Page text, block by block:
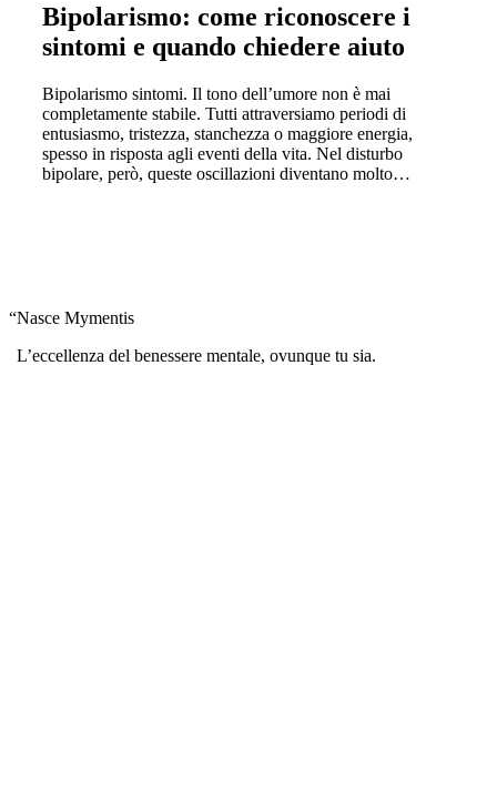
Bipolarismo: come riconoscere i
sintomi e quando chiedere aiuto
Bipolarismo sintomi. Il tono dell’umore non è mai
completamente stabile. Tutti attraversiamo periodi di
entusiasmo, tristezza, stanchezza o maggiore energia,
spesso in risposta agli eventi della vita. Nel disturbo
bipolare, però, queste oscillazioni diventano molto…
“Nasce Mymentis
L’eccellenza del benessere mentale, ovunque tu sia.